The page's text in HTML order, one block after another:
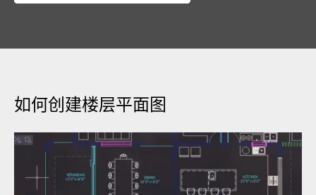
如何创建楼层平面图